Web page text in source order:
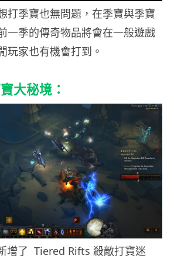
打季寶也無問題，在季寶與季寶
一季的傳奇物品將會在一般遊戲
玩家也有機會打到。
大秘境：
增了 Tiered Rifts 殺敵打寶迷